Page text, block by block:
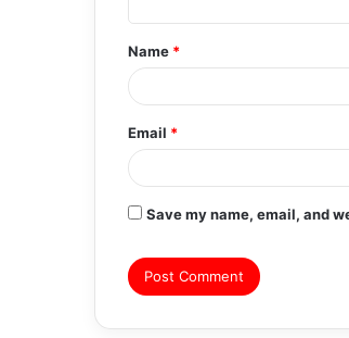
t
*
Name *
Email *
Save my name, email, and